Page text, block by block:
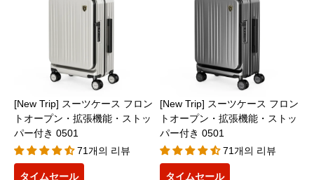
[New Trip] スーツケース フロン
トオープン・拡張機能・ストッ
パー付き 0501
71개의 리뷰
タイムセール
[New Trip] スーツケース フロン
トオープン・拡張機能・ストッ
パー付き 0501
71개의 리뷰
タイムセール